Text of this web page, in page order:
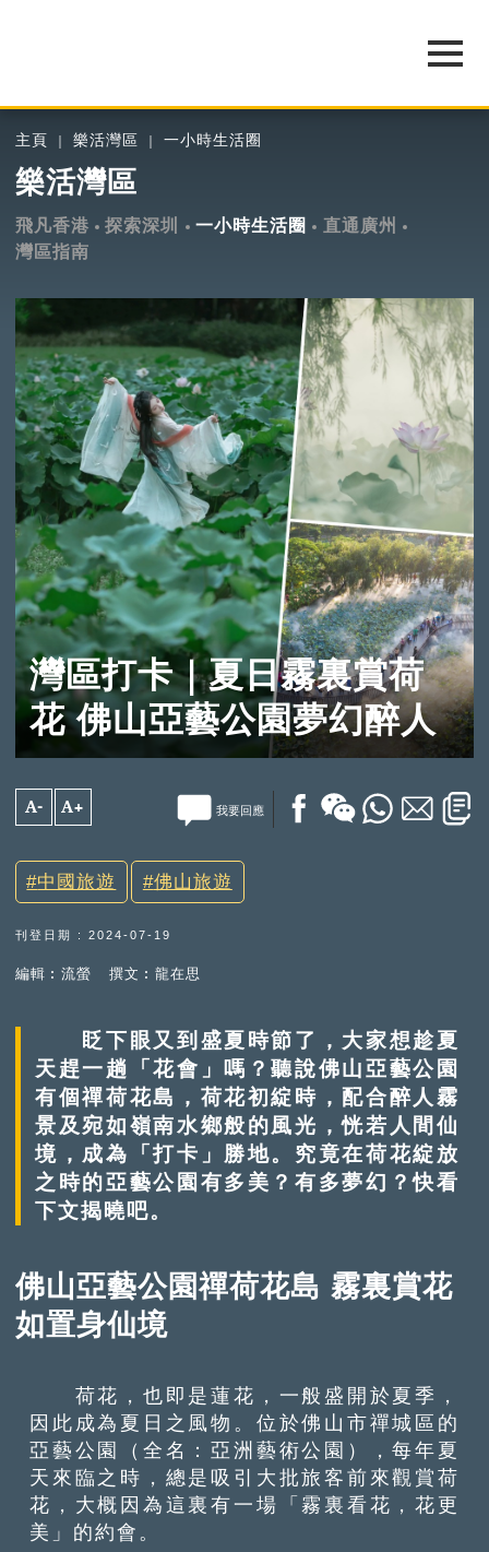
主頁 樂活灣區 一小時生活圈
樂活灣區
飛凡香港 探索深圳 一小時生活圈
直通廣州
灣區指南
灣區打卡｜夏日霧裏賞荷
花 佛山亞藝公園夢幻醉人
A- A+ 我要回應
中國旅遊 佛山旅遊
刊登日期 : 2024-07-19
編輯︰流螢 撰文︰龍在思
眨下眼又到盛夏時節了，大家想趁夏
天趕一趟「花會」嗎？聽說佛山亞藝公園
有個禪荷花島，荷花初綻時，配合醉人霧
景及宛如嶺南水鄉般的風光，恍若人間仙
境，成為「打卡」勝地。究竟在荷花綻放
之時的亞藝公園有多美？有多夢幻？快看
下文揭曉吧。
佛山亞藝公園禪荷花島 霧裏賞花
如置身仙境
荷花，也即是蓮花，一般盛開於夏季，
因此成為夏日之風物。位於佛山市禪城區的
亞藝公園（全名：亞洲藝術公園），每年夏
天來臨之時，總是吸引大批旅客前來觀賞荷
花，大概因為這裏有一場「霧裏看花，花更
美」的約會。